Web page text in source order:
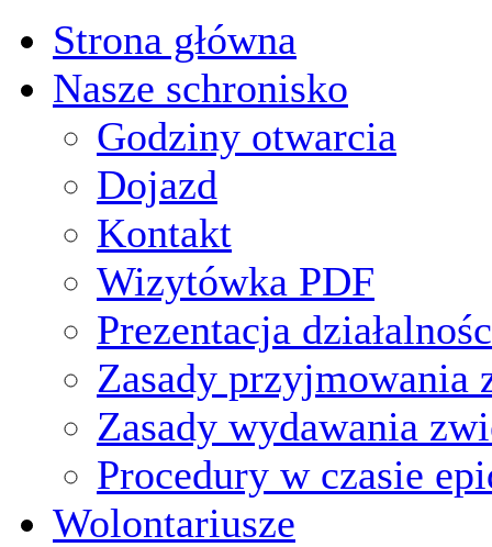
Strona główna
Nasze schronisko
Godziny otwarcia
Dojazd
Kontakt
Wizytówka PDF
Prezentacja
Zasady przyjmowania
Zasady wydawania
Procedury w czasie
Wolontariusze